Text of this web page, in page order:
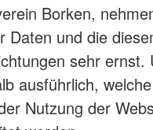
Borken,
Daten und die
sehr
ausführlich,
Nutzung der